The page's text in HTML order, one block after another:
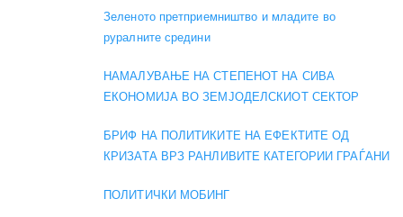
Зеленото претприемништво и младите во
руралните средини
НАМАЛУВАЊЕ НА СТЕПЕНОТ НА СИВА
ЕКОНОМИЈА ВО ЗЕМЈОДЕЛСКИОТ СЕКТОР
БРИФ НА ПОЛИТИКИТЕ НА ЕФЕКТИТЕ ОД
КРИЗАТА ВРЗ РАНЛИВИТЕ КАТЕГОРИИ ГРАЃАНИ
ПОЛИТИЧКИ МОБИНГ